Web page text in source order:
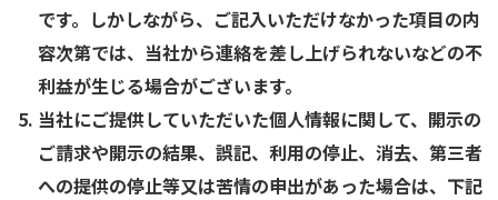
です。しかしながら、ご記入いただけなかった項目の内
容次第では、当社から連絡を差し上げられないなどの不
利益が生じる場合がございます。
当社にご提供していただいた個人情報に関して、開示の
ご請求や開示の結果、誤記、利用の停止、消去、第三者
への提供の停止等又は苦情の申出があった場合は、下記